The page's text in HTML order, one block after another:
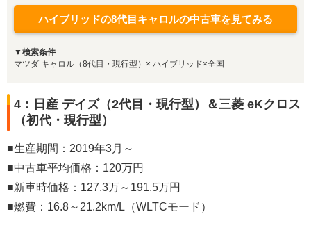
ハイブリッドの8代目キャロルの中古車を見てみる
▼検索条件
マツダ キャロル（8代目・現行型）× ハイブリッド×全国
4：日産 デイズ（2代目・現行型）＆三菱 eKクロス
（初代・現行型）
■生産期間：2019年3月～
■中古車平均価格：120万円
■新車時価格：127.3万～191.5万円
■燃費：16.8～21.2km/L（WLTCモード）